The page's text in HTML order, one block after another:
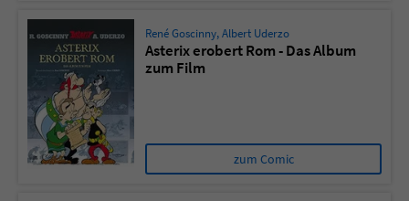
René Goscinny,Albert Uderzo
Asterix erobert Rom - Das Album
zum Film
zum Comic